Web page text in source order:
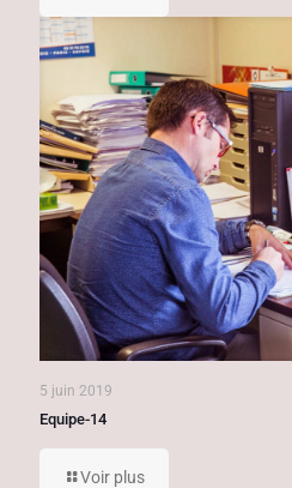
5 juin 2019
Equipe-14
Voir plus